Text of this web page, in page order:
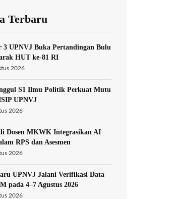
Terbaru
3 UPNVJ Buka Pertandingan Bulu
HUT ke-81 RI
2026
S1 Ilmu Politik Perkuat Mutu
UPNVJ
2026
Dosen MKWK Integrasikan AI
RPS dan Asesmen
2026
UPNVJ Jalani Verifikasi Data
pada 4–7 Agustus 2026
2026